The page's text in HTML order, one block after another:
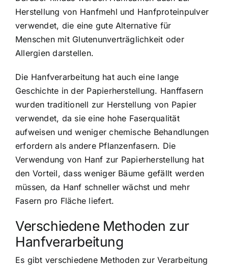
Herstellung von Hanfmehl und Hanfproteinpulver
verwendet, die eine gute Alternative für
Menschen mit Glutenunverträglichkeit oder
Allergien darstellen.
Die Hanfverarbeitung hat auch eine lange
Geschichte in der Papierherstellung. Hanffasern
wurden traditionell zur Herstellung von Papier
verwendet, da sie eine hohe Faserqualität
aufweisen und weniger chemische Behandlungen
erfordern als andere Pflanzenfasern. Die
Verwendung von Hanf zur Papierherstellung hat
den Vorteil, dass weniger Bäume gefällt werden
müssen, da Hanf schneller wächst und mehr
Fasern pro Fläche liefert.
Verschiedene Methoden zur
Hanfverarbeitung
Es gibt verschiedene Methoden zur Verarbeitung